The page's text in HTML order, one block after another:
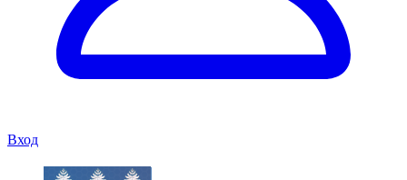
Вход